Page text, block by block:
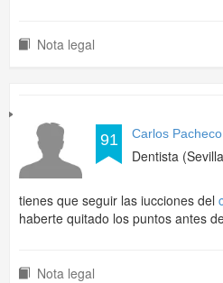
Nota legal
91 Carlos
Dentista
tienes que seguir las iucciones del
haberte quitado los puntos antes
Nota legal